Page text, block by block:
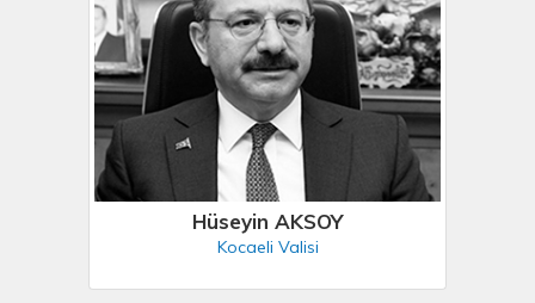
Hüseyin AKSOY
Kocaeli Valisi